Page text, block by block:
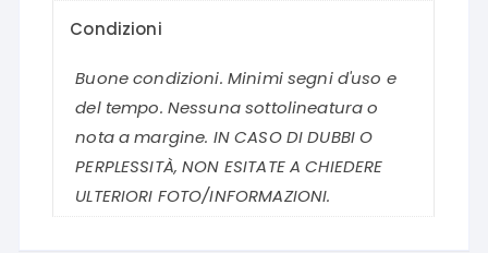
Condizioni
Buone condizioni. Minimi segni d'uso e
del tempo. Nessuna sottolineatura o
nota a margine. IN CASO DI DUBBI O
PERPLESSITÀ, NON ESITATE A CHIEDERE
ULTERIORI FOTO/INFORMAZIONI.